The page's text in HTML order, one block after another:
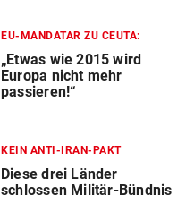
EU-MANDATAR ZU CEUTA:
„Etwas wie 2015 wird
Europa nicht mehr
passieren!“
KEIN ANTI-IRAN-PAKT
Diese drei Länder
schlossen Militär-Bündnis